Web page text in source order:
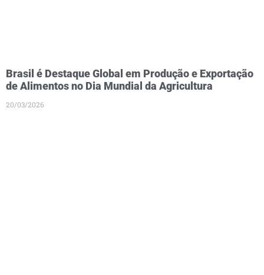
Brasil é Destaque Global em Produção e Exportação
de Alimentos no Dia Mundial da Agricultura
20/03/2026